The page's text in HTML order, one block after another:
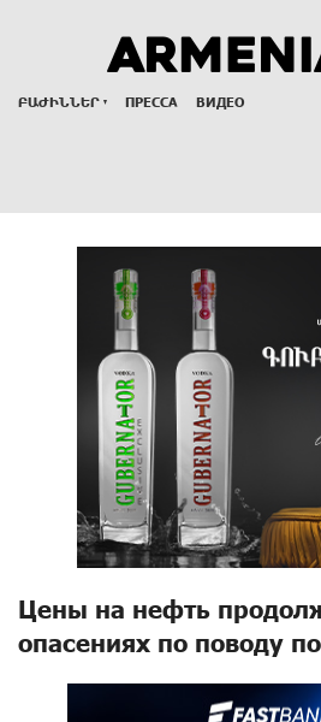
ԲԱԺԻՆՆԵՐ ПРЕССА ВИДЕО
Цены на нефть
опасениях по поводу